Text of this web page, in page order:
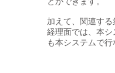
加えて、関連する
経理面では、本
も本システムで行